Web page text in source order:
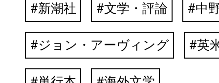
新潮社 文学・評論 中
ジョン・アーヴィング 英